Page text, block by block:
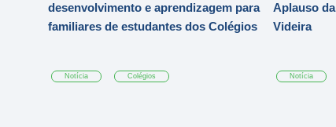
desenvolvimento e aprendizagem para
familiares de estudantes dos Colégios
Notícia Colégios
Aplauso
Videira
Notícia